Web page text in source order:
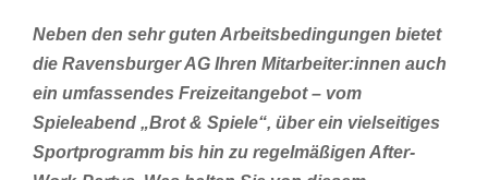
Neben den sehr guten Arbeitsbedingungen bietet
die Ravensburger AG Ihren Mitarbeiter:innen auch
ein umfassendes Freizeitangebot – vom
Spieleabend „Brot & Spiele“, über ein vielseitiges
Sportprogramm bis hin zu regelmäßigen After-